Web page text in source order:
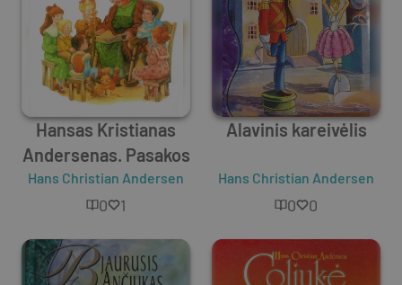
Hansas Kristianas
Andersenas. Pasakos
Hans Christian Andersen
0 1
Alavinis kareivėlis
Hans Christian Andersen
0 0